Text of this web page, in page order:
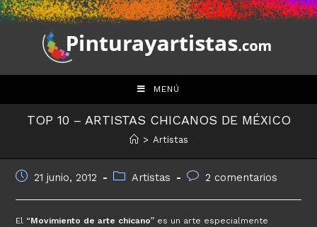
Saltar
al
contenido
MENÚ
TOP 10 – ARTISTAS CHICANOS DE MÉXICO
> Artistas
Publicación
entrada:
21 junio, 2012
Categoría
entrada:
Artistas
Comentarios
entrada:
2 comentarios
El “Movimiento de arte chicano” es un arte especialmente